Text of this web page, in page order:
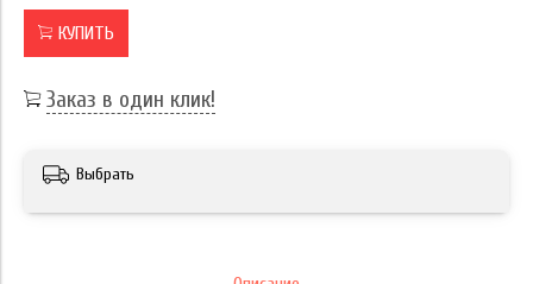
КУПИТЬ
Заказ в один клик!
Выбрать